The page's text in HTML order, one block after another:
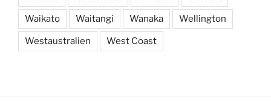
Waikato Waitangi Wanaka Wellington
Westaustralien West Coast